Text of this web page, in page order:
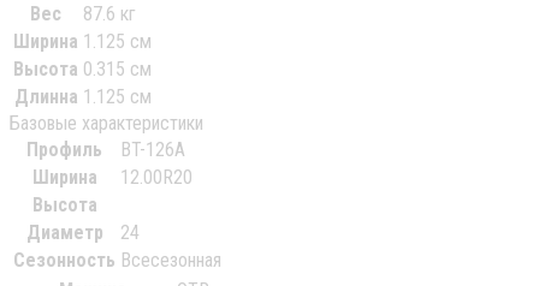
Вес
87.6 кг
Ширина 1.125 см
Высота 0.315 см
Длинна 1.125 см
Базовые характеристики
Профиль
BT-126А
Ширина
12.00R20
Высота
Диаметр
24
Сезонность Всесезонная